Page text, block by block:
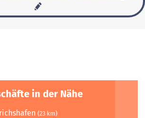
in der Nähe
(23 km)